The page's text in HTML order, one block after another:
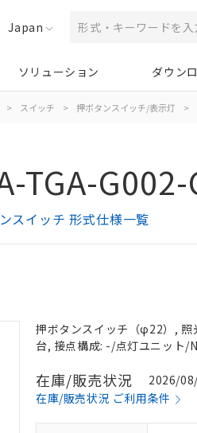
Japan
ソリューション ダウン
> スイッチ > 押ボタンスイッチ/表示灯 >
TGA-G002-
スイッチ 形式仕様一覧
押ボタンスイッチ（φ22）, 照
台, 接点構成: -/点灯ユニット/
在庫/販売状況
2026/
在庫/販売状況 ご利用条件